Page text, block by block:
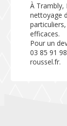
À Trambly,
nettoyage
efficaces.
Pour un
03 85 91
roussel.fr.